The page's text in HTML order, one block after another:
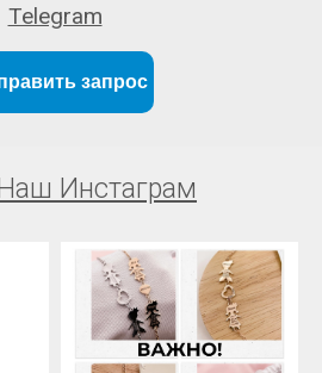
запрос
Telegram
Инстаграм